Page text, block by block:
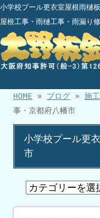
小学校プール更衣室屋根雨樋
屋根工事・雨樋工事・雨漏り
HOME » ブログ »施
事・京都府八幡市
小学校プール更
市